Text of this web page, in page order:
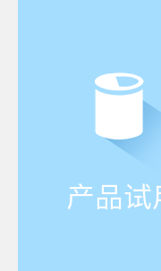
产品试